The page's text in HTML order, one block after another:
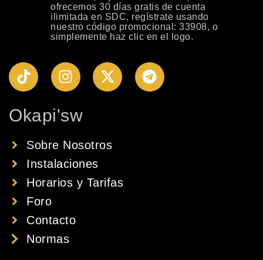
ofrecemos 30 días gratis de cuenta
ilimitada en SDC, regístrate usando
nuestro código promocional: 33908, o
simplemente haz clic en el logo.
Okapi'sw
Sobre Nosotros
Instalaciones
Horarios y Tarifas
Foro
Contacto
Normas